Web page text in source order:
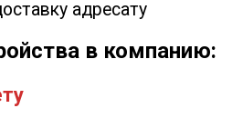
адресату
в компанию: